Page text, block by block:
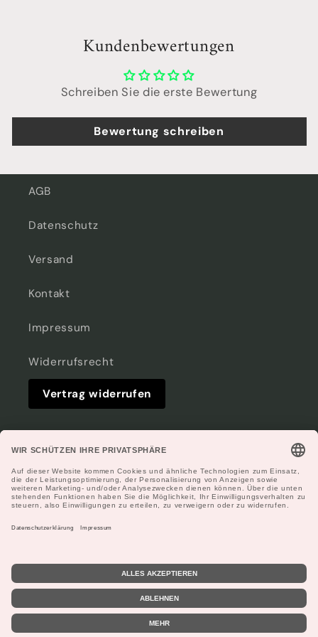
Kundenbewertungen
Schreiben Sie die erste Bewertung
Bewertung schreiben
AGB
Datenschutz
Versand
Kontakt
Impressum
Widerrufsrecht
Vertrag widerrufen
Zahlungsmethoden
© 2026,Increase Webshop Powered by Shopify